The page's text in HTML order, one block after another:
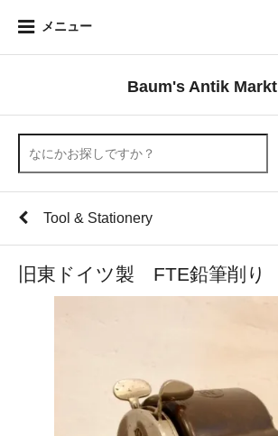
メニュー
Baum's Antik Markt
Tool & Stationery
旧東ドイツ製 FTE鉛筆削り